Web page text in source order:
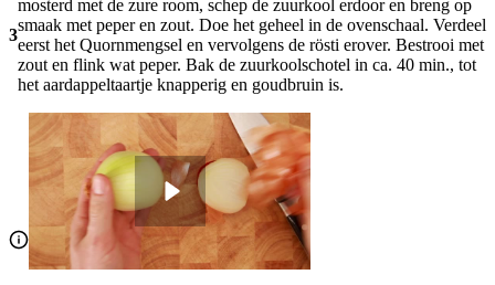
3
mosterd met de zure room, schep de zuurkool erdoor en breng op
smaak met peper en zout. Doe het geheel in de ovenschaal. Verdeel
eerst het Quornmengsel en vervolgens de rösti erover. Bestrooi met
zout en flink wat peper. Bak de zuurkoolschotel in ca. 40 min., tot
het aardappeltaartje knapperig en goudbruin is.